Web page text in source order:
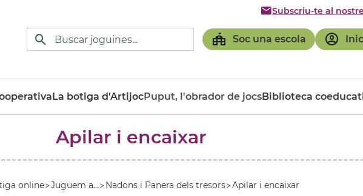
Soc una escola
Subscriu-te al
La botiga d'ArtijocPuput, l'obrador de jocsBiblioteca
Apilar i encaixar
online Juguem a... Nadons i Panera dels tresors Apilar i encaixar